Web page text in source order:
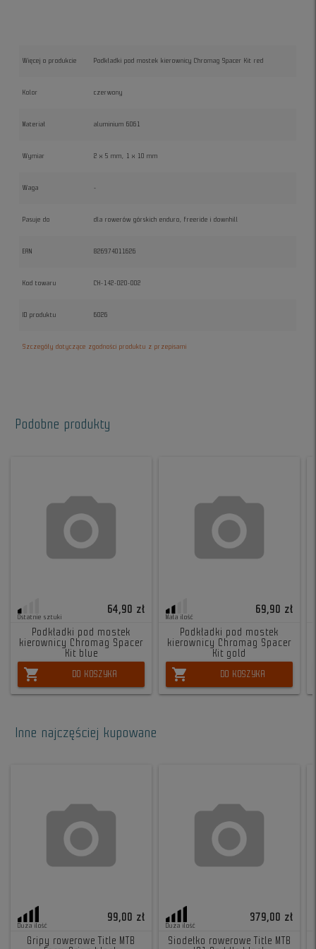
Więcej o produkcie Podkładki pod mostek kierownicy Chromag Spacer Kit red
Kolor czerwony
Materiał aluminium 6061
Wymiar 2 x 5 mm, 1 x 10 mm
Waga -
Pasuje do dla rowerów górskich enduro, freeride i downhill
EAN 826974011626
Kod towaru CH-142-020-002
ID produktu 6026
Szczegóły dotyczące zgodności produktu z przepisami
Podobne produkty
Ostatnie sztuki
64,90 zł
Podkładki pod mostek
kierownicy Chromag Spacer
Kit blue
shopping_cart DO KOSZYKA
Mała ilość
69,90 zł
Podkładki pod mostek
kierownicy Chromag Spacer
Kit gold
shopping_cart DO KOSZYKA
Inne najczęściej kupowane
Duża ilość
99,00 zł
Gripy rowerowe Title MTB
Duża ilość
379,00 zł
Siodełko rowerowe Title MTB